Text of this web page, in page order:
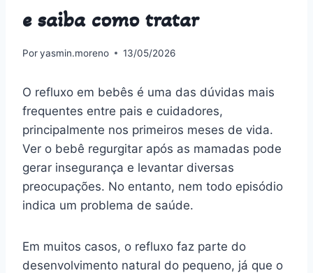
e saiba como tratar
Poryasmin.moreno 13/05/2026
O refluxo em bebês é uma das dúvidas mais
frequentes entre pais e cuidadores,
principalmente nos primeiros meses de vida.
Ver o bebê regurgitar após as mamadas pode
gerar insegurança e levantar diversas
preocupações. No entanto, nem todo episódio
indica um problema de saúde.
Em muitos casos, o refluxo faz parte do
desenvolvimento natural do pequeno, já que o